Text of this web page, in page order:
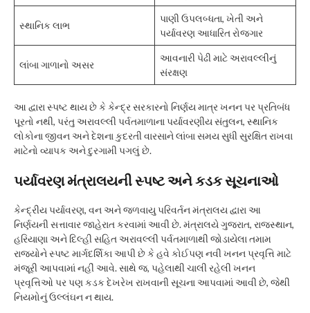
સ્થાનિક લાભ
પાણી ઉપલબ્ધતા, ખેતી અને
પર્યાવરણ આધારિત રોજગાર
લાંબા ગાળાનો અસર
આવનારી પેઢી માટે અરાવલ્લીનું
સંરક્ષણ
આ દ્વારા સ્પષ્ટ થાય છે કે કેન્દ્ર સરકારનો નિર્ણય માત્ર ખનન પર પ્રતિબંધ
પૂરતો નથી, પરંતુ અરાવલ્લી પર્વતમાળાના પર્યાવરણીય સંતુલન, સ્થાનિક
લોકોના જીવન અને દેશના કુદરતી વારસાને લાંબા સમય સુધી સુરક્ષિત રાખવા
માટેનો વ્યાપક અને દુરગામી પગલું છે.
પર્યાવરણ મંત્રાલયની સ્પષ્ટ અને કડક સૂચનાઓ
કેન્દ્રીય પર્યાવરણ, વન અને જળવાયુ પરિવર્તન મંત્રાલય દ્વારા આ
નિર્ણયની સત્તાવાર જાહેરાત કરવામાં આવી છે. મંત્રાલયે ગુજરાત, રાજસ્થાન,
હરિયાણા અને દિલ્હી સહિત અરાવલ્લી પર્વતમાળાથી જોડાયેલા તમામ
રાજ્યોને સ્પષ્ટ માર્ગદર્શિકા આપી છે કે હવે કોઈપણ નવી ખનન પ્રવૃત્તિ માટે
મંજૂરી આપવામાં નહીં આવે. સાથે જ, પહેલાથી ચાલી રહેલી ખનન
પ્રવૃત્તિઓ પર પણ કડક દેખરેખ રાખવાની સૂચના આપવામાં આવી છે, જેથી
નિયમોનું ઉલ્લંઘન ન થાય.